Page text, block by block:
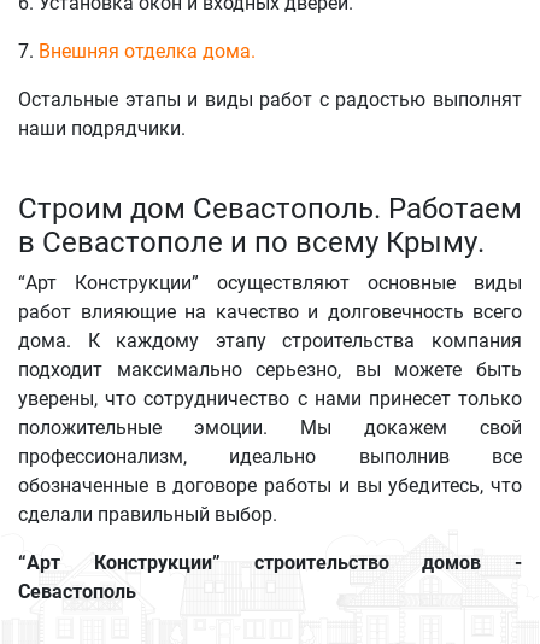
7. Внешняя отделка дома.
Остальные этапы и виды работ с радостью выполнят
наши подрядчики.
Строим дом Севастополь. Работаем
в Севастополе и по всему Крыму.
“Арт Конструкции” осуществляют основные виды
работ влияющие на качество и долговечность всего
дома. К каждому этапу строительства компания
подходит максимально серьезно, вы можете быть
уверены, что сотрудничество с нами принесет только
положительные эмоции. Мы докажем свой
профессионализм, идеально выполнив все
обозначенные в договоре работы и вы убедитесь, что
сделали правильный выбор.
“Арт Конструкции” строительство домов -
Севастополь